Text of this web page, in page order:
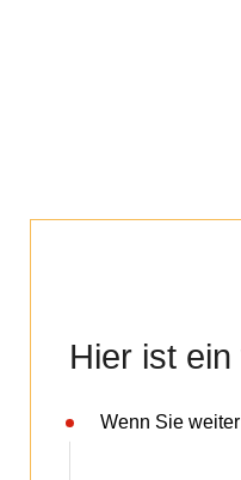
Hier ist
Wenn Sie